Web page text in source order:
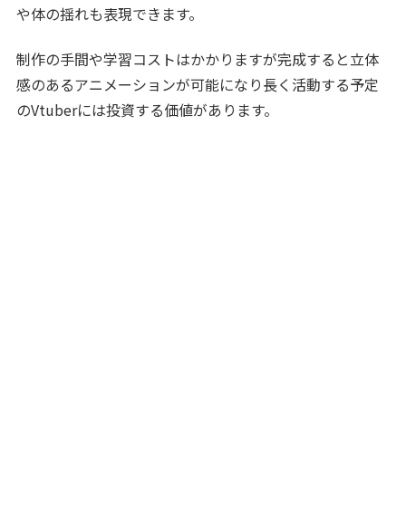
や体の揺れも表現できます。
制作の手間や学習コストはかかりますが完成すると立体
感のあるアニメーションが可能になり長く活動する予定
のVtuberには投資する価値があります。